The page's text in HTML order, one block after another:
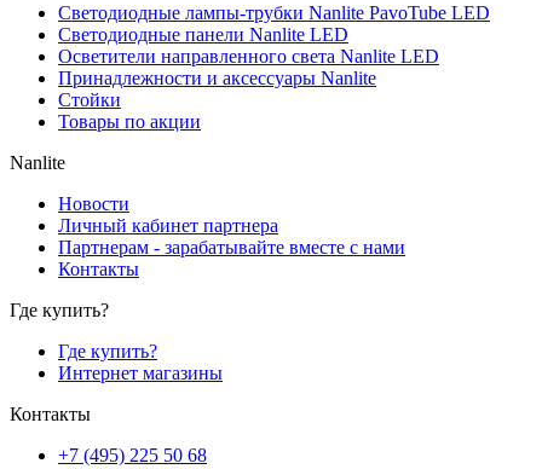
Светодиодные лампы-трубки Nanlite PavoTube LED
Светодиодные панели Nanlite LED
Осветители направленного света Nanlite LED
Принадлежности и аксессуары Nanlite
Стойки
Товары по акции
Nanlite
Новости
Личный кабинет партнера
Партнерам - зарабатывайте вместе с нами
Контакты
Где купить?
Где купить?
Интернет магазины
Контакты
+7 (495) 225 50 68